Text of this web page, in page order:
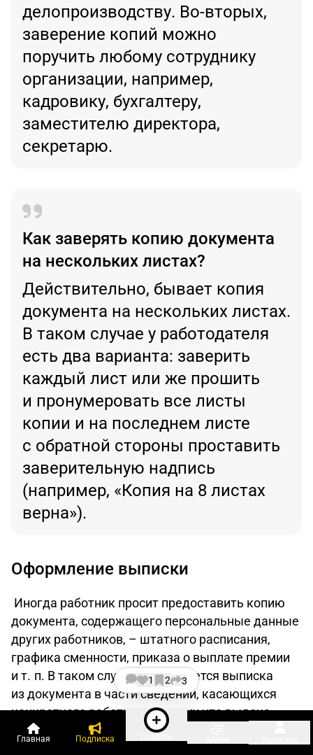
делопроизводству. Во-вторых,
заверение копий можно
поручить любому сотруднику
организации, например,
кадровику, бухгалтеру,
заместителю директора,
секретарю.
Как заверять копию документа
на нескольких листах?
Действительно, бывает копия
документа на нескольких листах.
В таком случае у работодателя
есть два варианта: заверить
каждый лист или же прошить
и пронумеровать все листы
копии и на последнем листе
с обратной стороны проставить
заверительную надпись
(например, «Копия на 8 листах
верна»).
Оформление выписки
Иногда работник просит предоставить копию
документа, содержащего персональные данные
других работников, – штатного расписания,
графика сменности, приказа о выплате премии
и т. п. В таком случае оформляется выписка
из документа в части сведений, касающихся
конкретного работника, потому что выдача
копии нарушит законодательство
о персональных данных.
1 2 3
Главная Подписка